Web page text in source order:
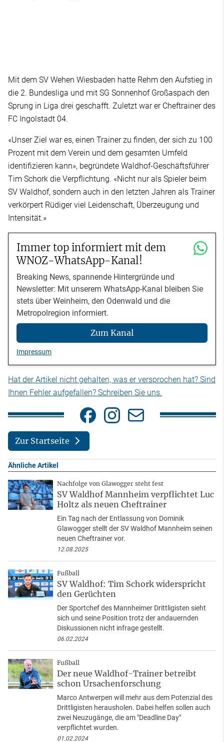
Mit dem SV Wehen Wiesbaden hatte Rehm den Aufstieg in
die 2. Bundesliga und mit SG Sonnenhof Großaspach den
Sprung in Liga drei geschafft. Zuletzt war er Cheftrainer des
FC Ingolstadt 04.
«Unser Ziel war es, einen Trainer zu finden, der sich zu 100
Prozent mit dem Verein und dem gesamten Umfeld
identifizieren kann», begründete Waldhof-Geschäftsführer
Tim Schork die Verpflichtung. «Nicht nur als Spieler beim
SV Waldhof, sondern auch in den letzten Jahren als Trainer
verkörpert Rüdiger viel Leidenschaft, Überzeugung und
Intensität.»
Immer top informiert mit dem
WNOZ-WhatsApp-Kanal!
Breaking News, spannende Hintergründe und
Newsletter: Mit unserem WhatsApp-Kanal bleiben Sie
stets über Weinheim, den Odenwald und die
Metropolregion informiert.
Zum Kanal
Impressum
Hat der Artikel nicht gehalten, was er versprochen hat? Sind
Ihnen Fehler aufgefallen? Schreiben Sie uns.
Zur Startseite
Ähnliche Artikel
Nachfolge von Glawogger steht fest
SV Waldhof Mannheim verpflichtet Luc
Holtz als neuen Cheftrainer
Ein Tag nach der Entlassung von Dominik
Glawogger stellt der SV Waldhof Mannheim seinen
neuen Cheftrainer vor.
12.08.2025
Fußball
SV Waldhof: Tim Schork widerspricht
den Gerüchten
Der Sportchef des Mannheimer Drittligisten sieht
sich und seine Position trotz der andauernden
Diskussionen nicht infrage gestellt.
06.02.2024
Fußball
Der neue Waldhof-Trainer betreibt
schon Ursachenforschung
Marco Antwerpen will mehr aus dem Potenzial des
Drittligisten herausholen. Dabei helfen sollen auch
zwei Neuzugänge, die am "Deadline Day"
verpflichtet wurden.
01.02.2024